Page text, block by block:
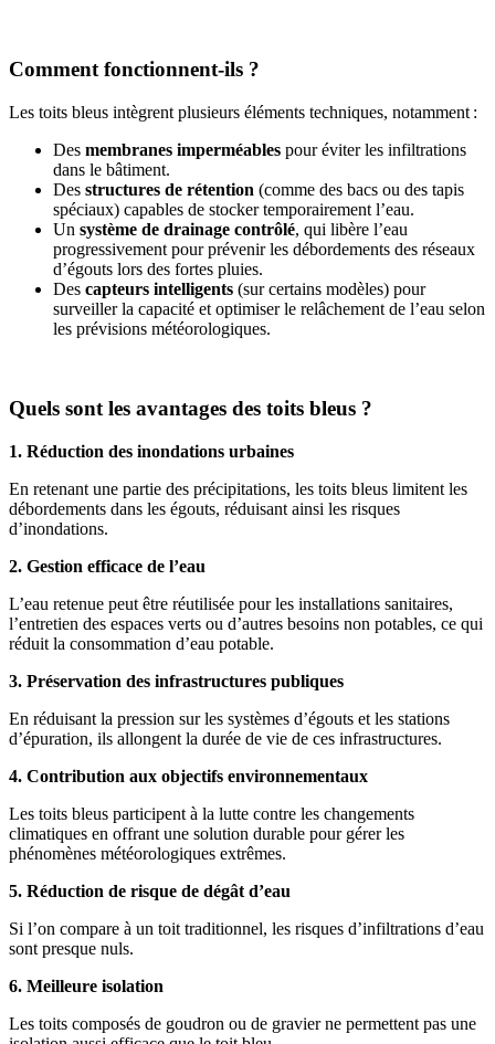
Comment fonctionnent-ils ?
Les toits bleus intègrent plusieurs éléments techniques, notamment :
Des membranes imperméables pour éviter les infiltrations
dans le bâtiment.
Des structures de rétention (comme des bacs ou des tapis
spéciaux) capables de stocker temporairement l’eau.
Un système de drainage contrôlé, qui libère l’eau
progressivement pour prévenir les débordements des réseaux
d’égouts lors des fortes pluies.
Des capteurs intelligents (sur certains modèles) pour
surveiller la capacité et optimiser le relâchement de l’eau selon
les prévisions météorologiques.
Quels sont les avantages des toits bleus ?
1. Réduction des inondations urbaines
En retenant une partie des précipitations, les toits bleus limitent les
débordements dans les égouts, réduisant ainsi les risques
d’inondations.
2. Gestion efficace de l’eau
L’eau retenue peut être réutilisée pour les installations sanitaires,
l’entretien des espaces verts ou d’autres besoins non potables, ce qui
réduit la consommation d’eau potable.
3. Préservation des infrastructures publiques
En réduisant la pression sur les systèmes d’égouts et les stations
d’épuration, ils allongent la durée de vie de ces infrastructures.
4. Contribution aux objectifs environnementaux
Les toits bleus participent à la lutte contre les changements
climatiques en offrant une solution durable pour gérer les
phénomènes météorologiques extrêmes.
5. Réduction de risque de dégât d’eau
Si l’on compare à un toit traditionnel, les risques d’infiltrations d’eau
sont presque nuls.
6. Meilleure isolation
Les toits composés de goudron ou de gravier ne permettent pas une